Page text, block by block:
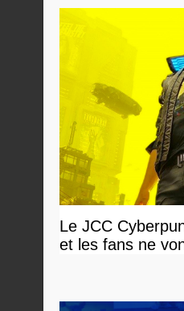
Le JCC
et les fans ne